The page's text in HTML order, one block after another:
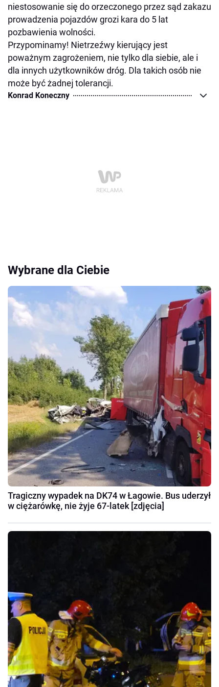
niestosowanie się do orzeczonego przez sąd zakazu
prowadzenia pojazdów grozi kara do 5 lat
pozbawienia wolności.
Przypominamy! Nietrzeźwy kierujący jest
poważnym zagrożeniem, nie tylko dla siebie, ale i
dla innych użytkowników dróg. Dla takich osób nie
może być żadnej tolerancji.
Konrad Koneczny
Wybrane dla Ciebie
Tragiczny wypadek na DK74 w Łagowie. Bus uderzył
w ciężarówkę, nie żyje 67-latek [zdjęcia]